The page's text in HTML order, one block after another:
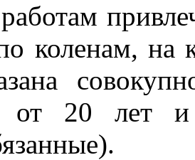
коленам, на
от 20 лет и